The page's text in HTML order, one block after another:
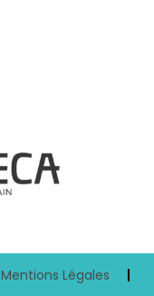
Mentions Légales